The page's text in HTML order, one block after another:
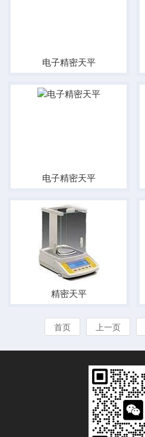
电子精密天平
电子精密天平
精密天平
首页 上一页